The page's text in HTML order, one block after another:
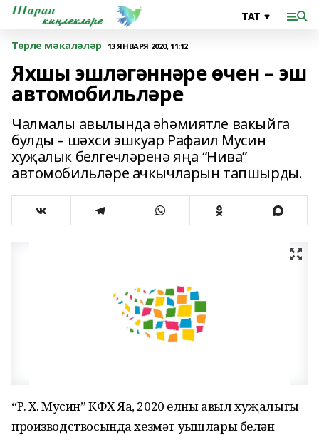
Төрле мәкаләләр 13 ЯНВАРЯ 2020, 11:12
Яхшы эшләгәннәре өчен – эш
автомобильләре
Чалмалы авылында әһәмиятле вакыйга
булды – шәхси эшкуар Рафаил Мусин
хуҗалык белгечләренә яңа “Нива”
автомобильләре ачкычларын тапшырды.
“Р. Х. Мусин” КФХ Яңа, 2020 елны авыл хуҗалыгы
производствосында хезмәт уңышлары белән